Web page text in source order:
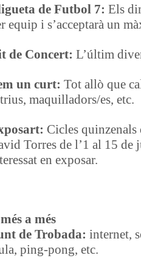
de Futbol 7: Els
equip i s’acceptarà un
de Concert: L’últim
un curt: Tot allò que
maquilladors/es, etc.
Cicles
Torres de l’1 al 15 de
en exposar.
a més
de Trobada: internet,
ping-pong, etc.